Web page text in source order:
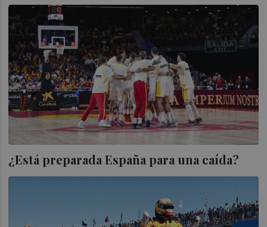
¿Está preparada España para una caída?